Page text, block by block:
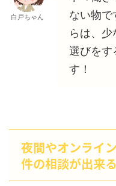
白戸ちゃん
ない物で
らは、
選びをす
す！
夜間やオンライ
件の相談が出来